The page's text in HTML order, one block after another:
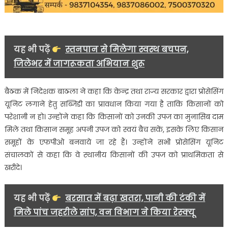
यह भी पढ़ें
स्तनपान से मिलेगा स्वस्थ बचपन,
जिलेभर में जागरूकता अभियान शुरू
बैठक में निदेशक बाठला ने कहा कि केन्द्र तथा राज्य सरकार द्वारा प्रोसेसिंग
यूनिट लगाने हेतु सब्जिडी का प्रावधान किया गया है ताकि किसानों को
परेशानी न हो। उन्होंने कहा कि किसानों को उनकी उपज का मुनासिब दाम
मिले तथा किसान समूह अपनी उपज को स्वयं बैच सकें, इसके लिए किसान
समूहों के एफपीओ बनवाये जा रहे हैं। उन्होंने सभी प्रोसेसिंग यूनिट
संचालकों से कहा कि वे स्थानीय किसानों की उपज को प्राथमिकता से
खरीदे।
यह भी पढ़ें
बरसात में बढ़ा खतरा, पानी की टंकी में
मिले पांच जहरीले सांप, वन विभाग ने किया रेस्क्यू